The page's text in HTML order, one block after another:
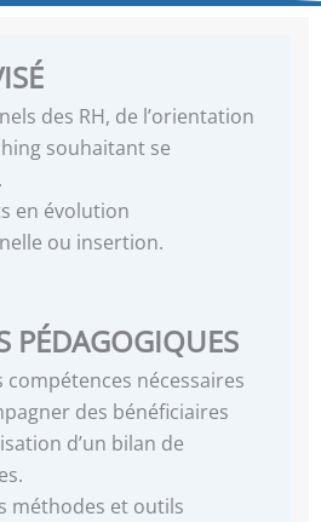
des RH, de l’orientation
souhaitant se
en évolution
ou insertion.
PÉDAGOGIQUES
compétences nécessaires
des bénéficiaires
d’un bilan de
méthodes et outils